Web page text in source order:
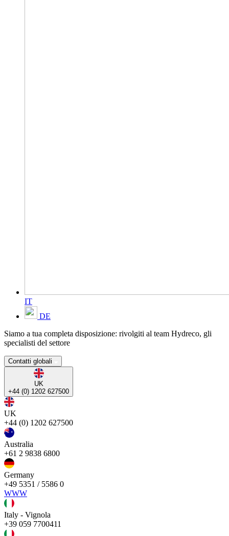
IT
DE
Siamo a tua completa disposizione: rivolgiti al team Hydreco, gli
specialisti del settore
Contatti globali
UK
+44 (0) 1202 627500
UK
+44 (0) 1202 627500
Australia
+61 2 9838 6800
Germany
+49 5351 / 5586 0
WWW
Italy - Vignola
+39 059 7700411